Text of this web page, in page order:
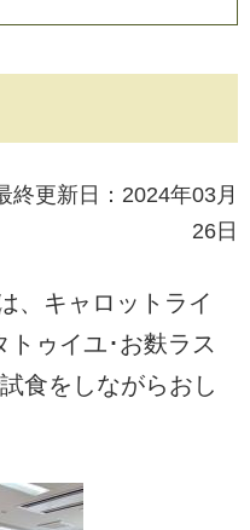
更新日：2024年03月
26日
、キャロットライ
トゥイユ･お麩ラス
食をしながらおし